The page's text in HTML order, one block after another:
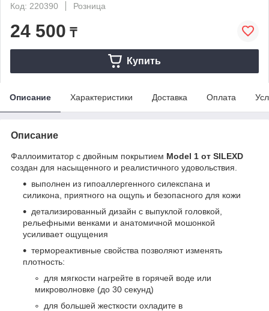
Код: 220390
Розница
24 500 ₸
Купить
Описание Характеристики Доставка Оплата
Описание
Фаллоимитатор с двойным покрытием Model 1 от SILEXD
создан для насыщенного и реалистичного удовольствия.
выполнен из гипоаллергенного силекспана и
силикона, приятного на ощупь и безопасного для кожи
детализированный дизайн с выпуклой головкой,
рельефными венками и анатомичной мошонкой
усиливает ощущения
термореактивные свойства позволяют изменять
плотность:
для мягкости нагрейте в горячей воде или
микроволновке (до 30 секунд)
для большей жесткости охладите в